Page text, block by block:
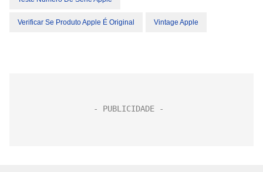
Verificar Se Produto Apple É Original Vintage Apple